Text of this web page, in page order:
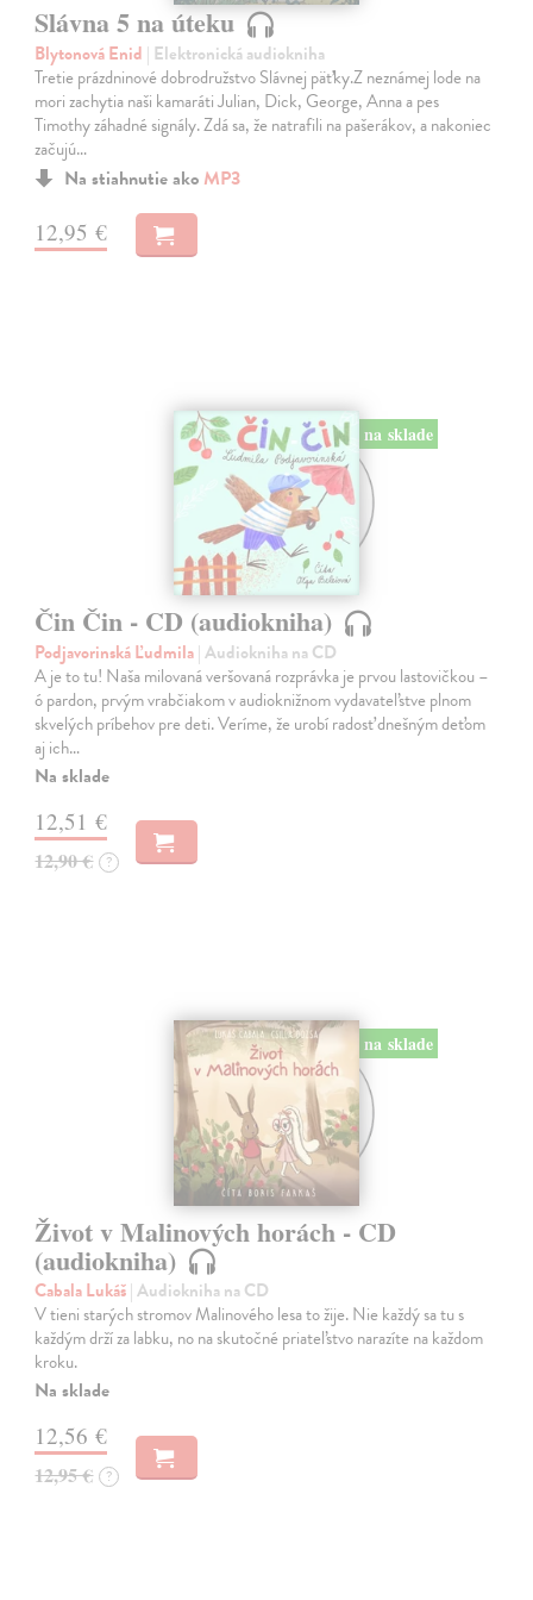
Slávna 5 na úteku
Blytonová Enid | Elektronická audiokniha
Tretie prázdninové dobrodružstvo Slávnej päťky.Z neznámej lode na
mori zachytia naši kamaráti Julian, Dick, George, Anna a pes
Timothy záhadné signály. Zdá sa, že natrafili na pašerákov, a nakoniec
začujú…
Na stiahnutie ako MP3
12,95 €
na sklade
Čin Čin - CD (audiokniha)
Podjavorinská Ľudmila| Audiokniha na CD
A je to tu! Naša milovaná veršovaná rozprávka je prvou lastovičkou –
ó pardon, prvým vrabčiakom v audioknižnom vydavateľstve plnom
skvelých príbehov pre deti. Veríme, že urobí radosť dnešným deťom
aj ich…
Na sklade
12,51 €
12,90 € ?
na sklade
Život v Malinových horách - CD
(audiokniha)
Cabala Lukáš| Audiokniha na CD
V tieni starých stromov Malinového lesa to žije. Nie každý sa tu s
každým drží za labku, no na skutočné priateľstvo narazíte na každom
kroku.
Na sklade
12,56 €
12,95 € ?